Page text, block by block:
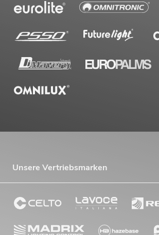
Unsere Vertriebsmarken